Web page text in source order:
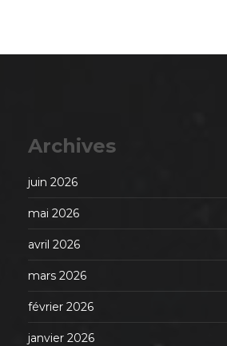
Archives
juin 2026
mai 2026
avril 2026
mars 2026
février 2026
janvier 2026